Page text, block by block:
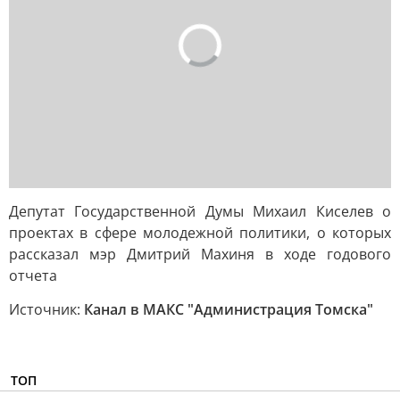
Депутат Государственной Думы Михаил Киселев о
проектах в сфере молодежной политики, о которых
рассказал мэр Дмитрий Махиня в ходе годового
отчета
Источник: Канал в МАКС "Администрация Томска"
ТОП